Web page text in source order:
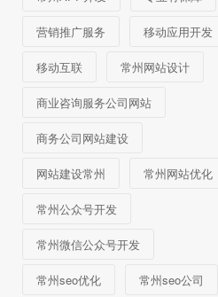
营销推广服务 移动应用开发
移动互联 常州网站设计
商业咨询服务公司网站
商务公司网站建设
网站建设常州 常州网站优化
常州公众号开发
常州微信公众号开发
常州seo优化 常州seo公司